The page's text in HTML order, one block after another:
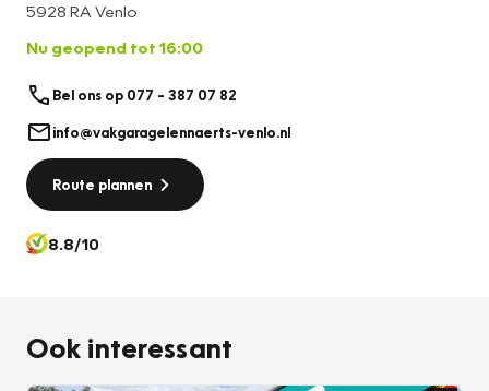
5928 RA Venlo
Nu geopend tot 16:00
Bel ons op 077 – 387 07 82
info@vakgaragelennaerts-venlo.nl
Route plannen
8.8/10
Ook interessant